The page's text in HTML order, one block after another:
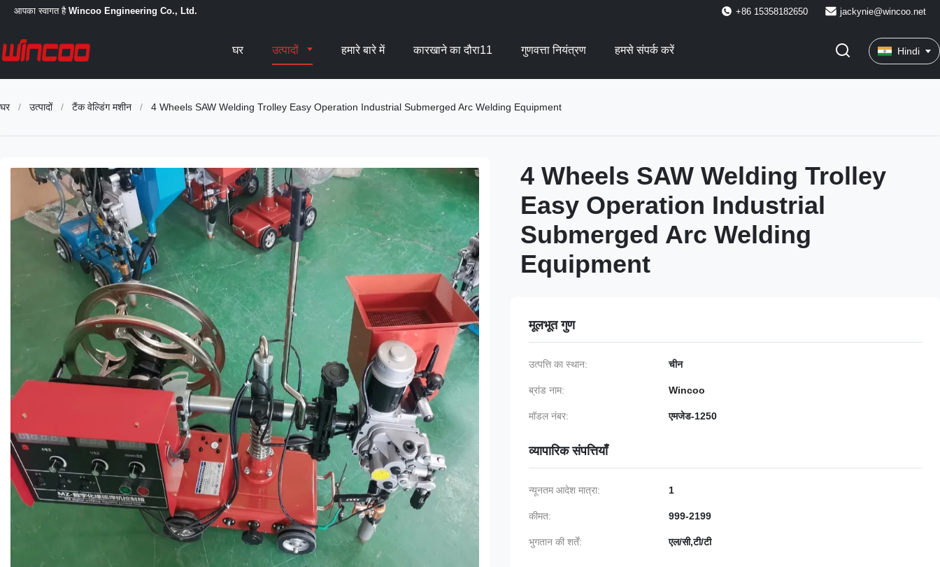
आपका स्वागत है Wincoo Engineering Co., Ltd. +86 15358182650 jackynie@wincoo.net
घर उत्पादों हमारे बारे में कारखाने का दौरा11 गुणवत्ता नियंत्रण हमसे संपर्क करें Hindi
घर / उत्पादों / टैंक वेल्डिंग मशीन / 4 Wheels SAW Welding Trolley Easy Operation Industrial Submerged Arc Welding Equipment
4 Wheels SAW Welding Trolley
Easy Operation Industrial
Submerged Arc Welding
Equipment
मूलभूत गुण
उत्पत्ति का स्थान: चीन
ब्रांड नाम: Wincoo
मॉडल नंबर: एमजेड-1250
व्यापारिक संपत्तियाँ
न्यूनतम आदेश मात्रा: 1
कीमत: 999-2199
भुगतान की शर्तें: एल/सी,टी/टी